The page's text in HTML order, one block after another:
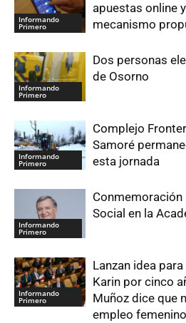
Informando
Primero
apuestas online
mecanismo
Informando
Primero
Dos personas
de Osorno
Informando
Primero
Complejo
Samoré
esta jornada
Informando
Primero
Conmemoración
Social en la
Informando
Primero
Lanzan idea
Karin por cinco
Muñoz dice que
empleo femenino